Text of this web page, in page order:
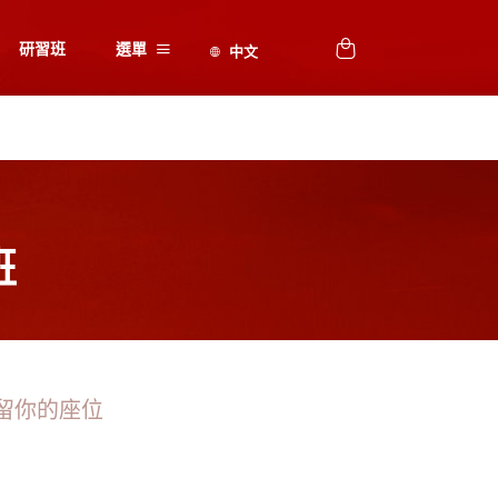
研習班 選單
你的座位